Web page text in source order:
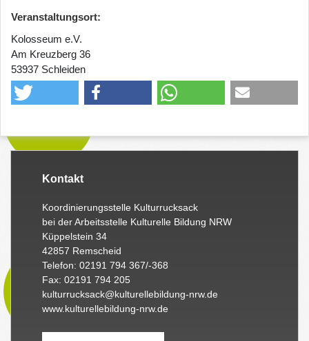
Veranstaltungsort:
Kolosseum e.V.
Am Kreuzberg 36
53937 Schleiden
Kontakt
Koordinierungsstelle Kulturrucksack
bei der Arbeitsstelle Kulturelle Bildung NRW
Küppelstein 34
42857 Remscheid
Telefon: 02191 794 367/-368
Fax: 02191 794 205
kulturrucksack@kulturellebildung-nrw.de
www.kulturellebildung-nrw.de